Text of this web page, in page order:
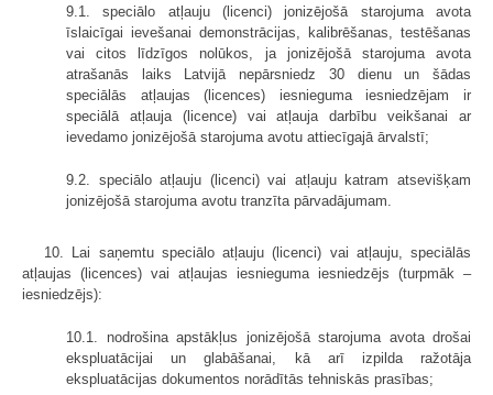
9.1. speciālo atļauju (licenci) jonizējošā starojuma avota
īslaicīgai ievešanai demonstrācijas, kalibrēšanas, testēšanas
vai citos līdzīgos nolūkos, ja jonizējošā starojuma avota
atrašanās laiks Latvijā nepārsniedz 30 dienu un šādas
speciālās atļaujas (licences) iesnieguma iesniedzējam ir
speciālā atļauja (licence) vai atļauja darbību veikšanai ar
ievedamo jonizējošā starojuma avotu attiecīgajā ārvalstī;
9.2. speciālo atļauju (licenci) vai atļauju katram atsevišķam
jonizējošā starojuma avotu tranzīta pārvadājumam.
10. Lai saņemtu speciālo atļauju (licenci) vai atļauju, speciālās
atļaujas (licences) vai atļaujas iesnieguma iesniedzējs (turpmāk –
iesniedzējs):
10.1. nodrošina apstākļus jonizējošā starojuma avota drošai
ekspluatācijai un glabāšanai, kā arī izpilda ražotāja
ekspluatācijas dokumentos norādītās tehniskās prasības;